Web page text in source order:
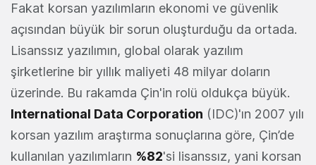
Fakat korsan yazılımların ekonomi ve güvenlik
açısından büyük bir sorun oluşturduğu da ortada.
Lisanssız yazılımın, global olarak yazılım
şirketlerine bir yıllık maliyeti 48 milyar doların
üzerinde. Bu rakamda Çin'in rolü oldukça büyük.
International Data Corporation (IDC)'ın 2007 yılı
korsan yazılım araştırma sonuçlarına göre, Çin’de
kullanılan yazılımların %82'si lisanssız, yani korsan